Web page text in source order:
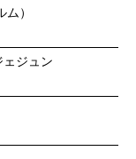
）
ェジュン